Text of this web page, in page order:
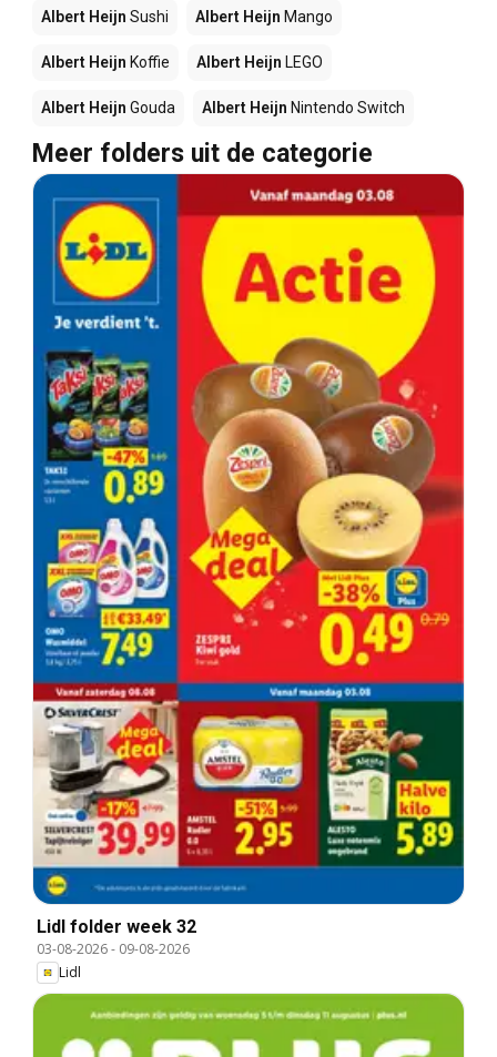
Albert Heijn Sushi Albert Heijn Mango
Albert Heijn Koffie Albert Heijn LEGO
Albert Heijn Gouda Albert Heijn Nintendo Switch
Meer folders uit de categorie
Lidl folder week 32
03-08-2026- 09-08-2026
Lidl